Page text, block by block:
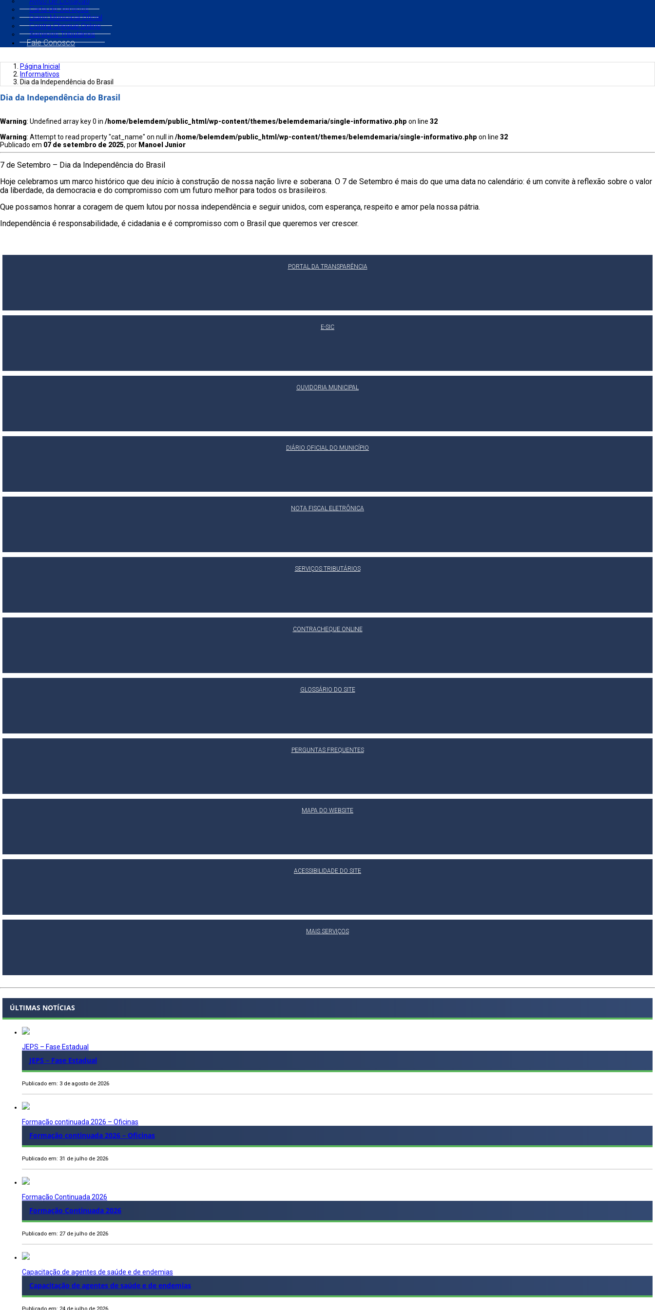
Carta de Serviços
Diário Municipal Oficial
Contra Cheque Online
Serviços Tributários
Fale Conosco
Página Inicial
Informativos
Dia da Independência do Brasil
Dia da Independência do Brasil
Warning: Undefined array key 0 in /home/belemdem/public_html/wp-content/themes/belemdemaria/single-informativo.php on line 32
Warning: Attempt to read property "cat_name" on null in /home/belemdem/public_html/wp-content/themes/belemdemaria/single-informativo.php on line 32
Publicado em 07 de setembro de 2025, por Manoel Junior
7 de Setembro – Dia da Independência do Brasil
Hoje celebramos um marco histórico que deu início à construção de nossa nação livre e soberana. O 7 de Setembro é mais do que uma data no calendário: é um convite à reflexão sobre o valor
da liberdade, da democracia e do compromisso com um futuro melhor para todos os brasileiros.
Que possamos honrar a coragem de quem lutou por nossa independência e seguir unidos, com esperança, respeito e amor pela nossa pátria.
Independência é responsabilidade, é cidadania e é compromisso com o Brasil que queremos ver crescer.
PORTAL DA TRANSPARÊNCIA
E-SIC
OUVIDORIA MUNICIPAL
DIÁRIO OFICIAL DO MUNICÍPIO
NOTA FISCAL ELETRÔNICA
SERVIÇOS TRIBUTÁRIOS
CONTRACHEQUE ONLINE
GLOSSÁRIO DO SITE
PERGUNTAS FREQUENTES
MAPA DO WEBSITE
ACESSIBILIDADE DO SITE
MAIS SERVIÇOS
ÚLTIMAS NOTÍCIAS
JEPS – Fase Estadual
JEPS – Fase Estadual
Publicado em: 3 de agosto de 2026
Formação continuada 2026 – Oficinas
Formação continuada 2026 – Oficinas
Publicado em: 31 de julho de 2026
Formação Continuada 2026
Formação Continuada 2026
Publicado em: 27 de julho de 2026
Capacitação de agentes de saúde e de endemias
Capacitação de agentes de saúde e de endemias